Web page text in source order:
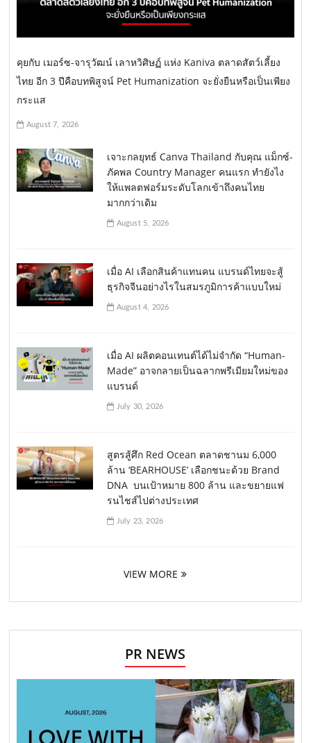
คุยกับ เมอร์ซ-จารุวัฒน์ เลาหวิศิษฏ์ แห่ง Kaniva ตลาดสัตว์เลี้ยง
ไทย อีก 3 ปีคือบทพิสูจน์ Pet Humanization จะยั่งยืนหรือเป็นเพียง
กระแส
August 7, 2026
เจาะกลยุทธ์ Canva Thailand กับคุณ แม็กซ์-
ภัคพล Country Manager คนแรก ทำยังไง
ให้แพลตฟอร์มระดับโลกเข้าถึงคนไทย
มากกว่าเดิม
August 5, 2026
เมื่อ AI เลือกสินค้าแทนคน แบรนด์ไทยจะสู้
ธุรกิจจีนอย่างไรในสมรภูมิการค้าแบบใหม่
August 4, 2026
เมื่อ AI ผลิตคอนเทนต์ได้ไม่จำกัด “Human-
Made” อาจกลายเป็นฉลากพรีเมียมใหม่ของ
แบรนด์
July 30, 2026
สูตรสู้ศึก Red Ocean ตลาดชานม 6,000
ล้าน ‘BEARHOUSE’ เลือกชนะด้วย Brand
DNA บนเป้าหมาย 800 ล้าน และขยายแฟ
รนไชส์ไปต่างประเทศ
July 23, 2026
VIEW MORE
PR NEWS